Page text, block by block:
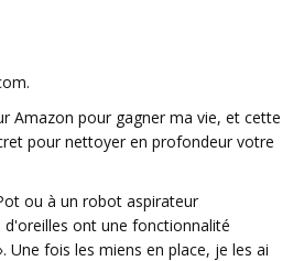
Amazon pour gagner ma vie, et cette
pour nettoyer en profondeur votre
ou à un robot aspirateur
ont une fonctionnalité
Une fois les miens en place, je les ai